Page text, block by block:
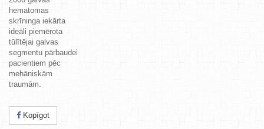
hematomas
skrīninga iekārta
ideāli piemērota
tūlītējai galvas
segmentu pārbaudei
pacientiem pēc
mehāniskām
traumām.
Kopīgot